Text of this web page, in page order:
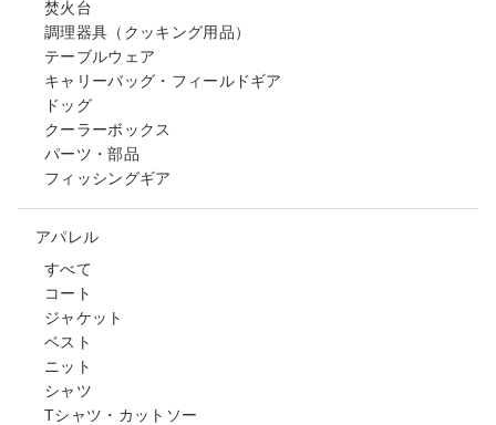
焚火台
調理器具（クッキング用品）
テーブルウェア
キャリーバッグ・フィールドギア
ドッグ
クーラーボックス
パーツ・部品
フィッシングギア
アパレル
すべて
コート
ジャケット
ベスト
ニット
シャツ
Tシャツ・カットソー